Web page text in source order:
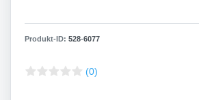
Produkt-ID: 528-6077
(0)